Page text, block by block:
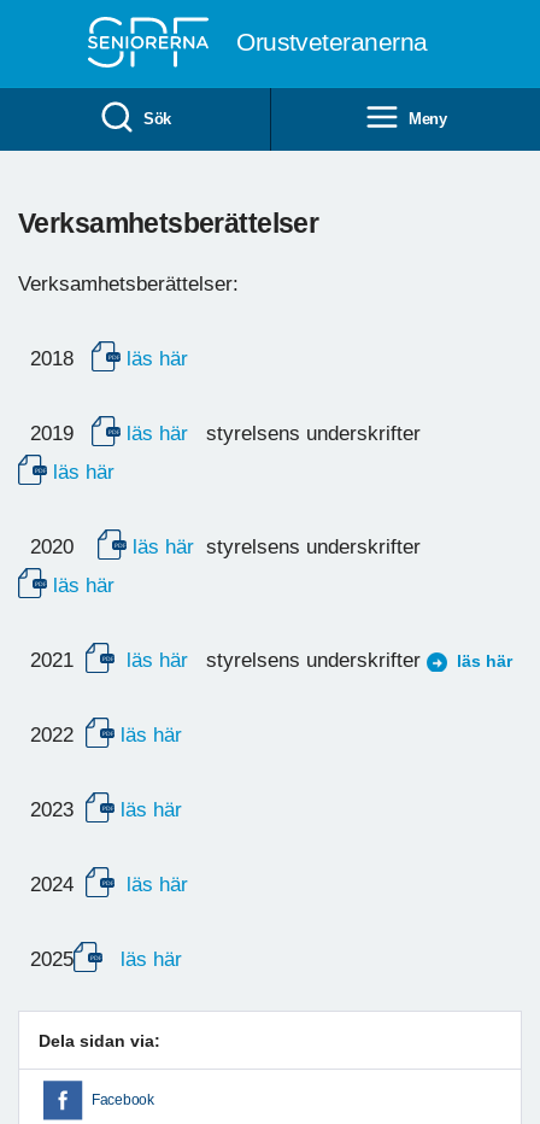
Orustveteranerna
Sök Meny
Verksamhetsberättelser
Verksamhetsberättelser:
2018 läs här
2019 läs här styrelsens underskrifter
läs här
2020 läs här styrelsens underskrifter
läs här
2021 läs här styrelsens underskrifter läs här
2022 läs här
2023 läs här
2024 läs här
2025 läs här
Dela sidan via:
Facebook